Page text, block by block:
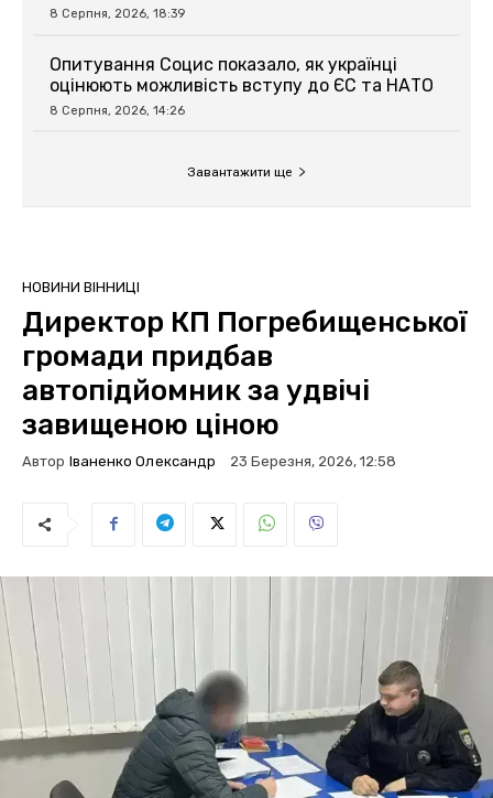
8 Серпня, 2026, 18:39
Опитування Социс показало, як українці
оцінюють можливість вступу до ЄС та НАТО
8 Серпня, 2026, 14:26
Завантажити ще